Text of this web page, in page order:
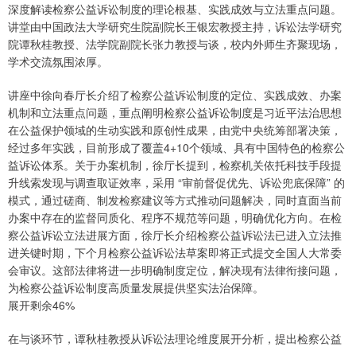
深度解读检察公益诉讼制度的理论根基、实践成效与立法重点问题。
讲堂由中国政法大学研究生院副院长王银宏教授主持，诉讼法学研究
院谭秋桂教授、法学院副院长张力教授与谈，校内外师生齐聚现场，
学术交流氛围浓厚。
讲座中徐向春厅长介绍了检察公益诉讼制度的定位、实践成效、办案
机制和立法重点问题，重点阐明检察公益诉讼制度是习近平法治思想
在公益保护领域的生动实践和原创性成果，由党中央统筹部署决策，
经过多年实践，目前形成了覆盖4+10个领域、具有中国特色的检察公
益诉讼体系。关于办案机制，徐厅长提到，检察机关依托科技手段提
升线索发现与调查取证效率，采用 “审前督促优先、诉讼兜底保障” 的
模式，通过磋商、制发检察建议等方式推动问题解决，同时直面当前
办案中存在的监督同质化、程序不规范等问题，明确优化方向。在检
察公益诉讼立法进展方面，徐厅长介绍检察公益诉讼法已进入立法推
进关键时期，下个月检察公益诉讼法草案即将正式提交全国人大常委
会审议。这部法律将进一步明确制度定位，解决现有法律衔接问题，
为检察公益诉讼制度高质量发展提供坚实法治保障。
展开剩余46%
在与谈环节，谭秋桂教授从诉讼法理论维度展开分析，提出检察公益